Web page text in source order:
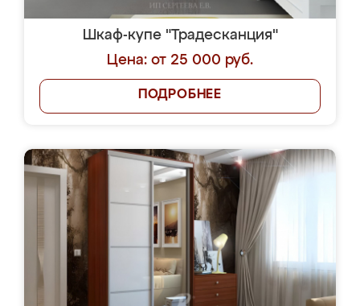
Шкаф-купе "Традесканция"
Цена: от 25 000 руб.
ПОДРОБНЕЕ